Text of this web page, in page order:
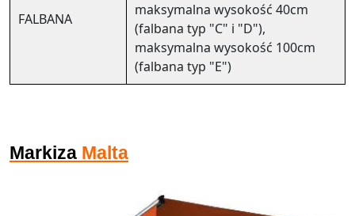
FALBANA
maksymalna wysokość 40cm
(falbana typ "C" i "D"),
maksymalna wysokość 100cm
(falbana typ "E")
Markiza Malta